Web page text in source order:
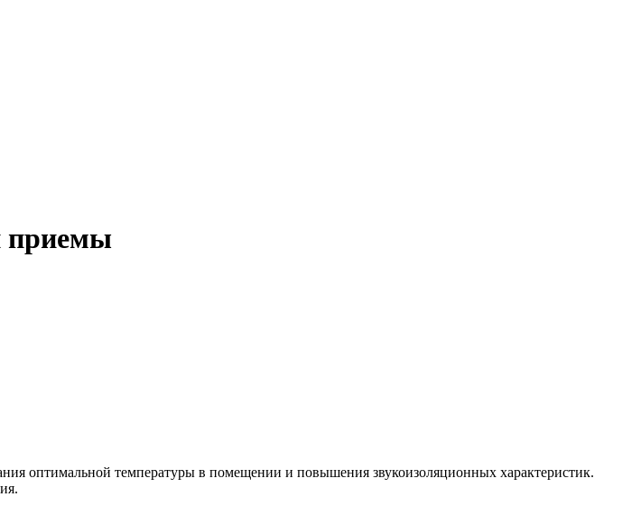
приемы
оптимальной температуры в помещении и повышения звукоизоляционных характеристик.